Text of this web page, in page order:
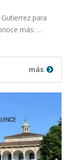
para
más: …
más